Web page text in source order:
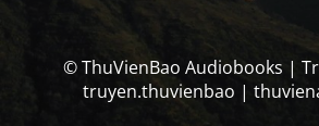
© ThuVienBao Audiobooks |
truyen.thuvienbao |